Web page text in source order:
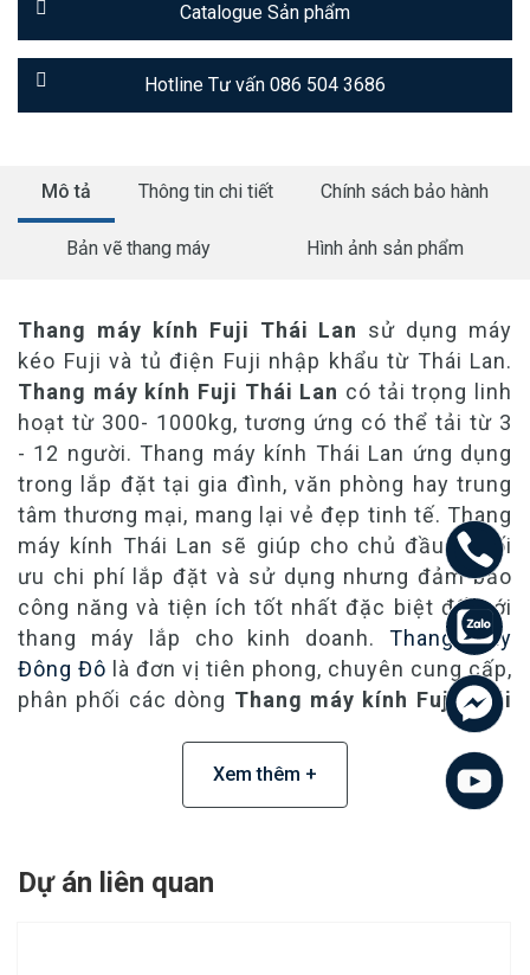
Catalogue Sản phẩm
Hotline Tư vấn 086 504 3686
Mô tả Thông tin chi tiết Chính sách bảo hành
Bản vẽ thang máy Hình ảnh sản phẩm
Thang máy kính Fuji Thái Lan sử dụng máy
kéo Fuji và tủ điện Fuji nhập khẩu từ Thái Lan.
Thang máy kính Fuji Thái Lan có tải trọng linh
hoạt từ 300- 1000kg, tương ứng có thể tải từ 3
- 12 người. Thang máy kính Thái Lan ứng dụng
trong lắp đặt tại gia đình, văn phòng hay trung
tâm thương mại, mang lại vẻ đẹp tinh tế. Thang
máy kính Thái Lan sẽ giúp cho chủ đầu tư tối
ưu chi phí lắp đặt và sử dụng nhưng đảm bảo
công năng và tiện ích tốt nhất đặc biệt đối với
thang máy lắp cho kinh doanh.Thang máy
Đông Đô là đơn vị tiên phong, chuyên cung cấp,
phân phối các dòng Thang máy kính Fuji Thái
bền, êm, an toàn, với giá tốt tại Việt Nam.
1. Giới thiệu chung thang máy Kính
Thang máy Kính Fuji Thái Lan sử dụng công nghệ
Xem thêm +
Dự án liên quan